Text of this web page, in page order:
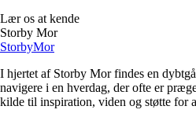
Lær os at kende
Storby Mor
StorbyMor
I hjertet af Storby Mor findes en
navigere i en hverdag, der ofte er
kilde til inspiration, viden og støtte for